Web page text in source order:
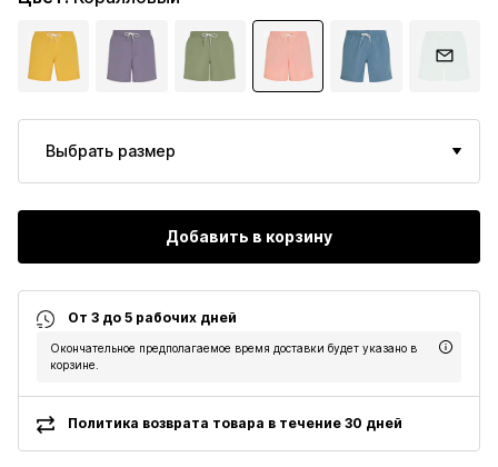
Выбрать размер
Добавить в корзину
От 3 до 5 рабочих дней
Окончательное предполагаемое время доставки будет указано в
корзине.
Политика возврата товара в течение 30 дней